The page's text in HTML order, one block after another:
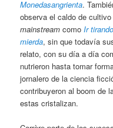
Monedasangrienta.
observa el caldo de
mainstream como Ir tirando
mierda, sin que todavía
relato, con su día a día
nutrieron hasta tomar
jornalero de la ciencia
contribuyeron al boom de
estas cristalizan.